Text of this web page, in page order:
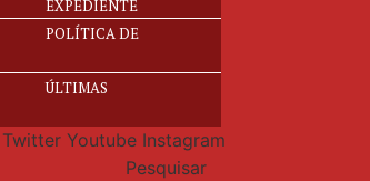
EXPEDIENTE
POLÍTICA DE
ÚLTIMAS
Twitter Youtube Instagram
Pesquisar